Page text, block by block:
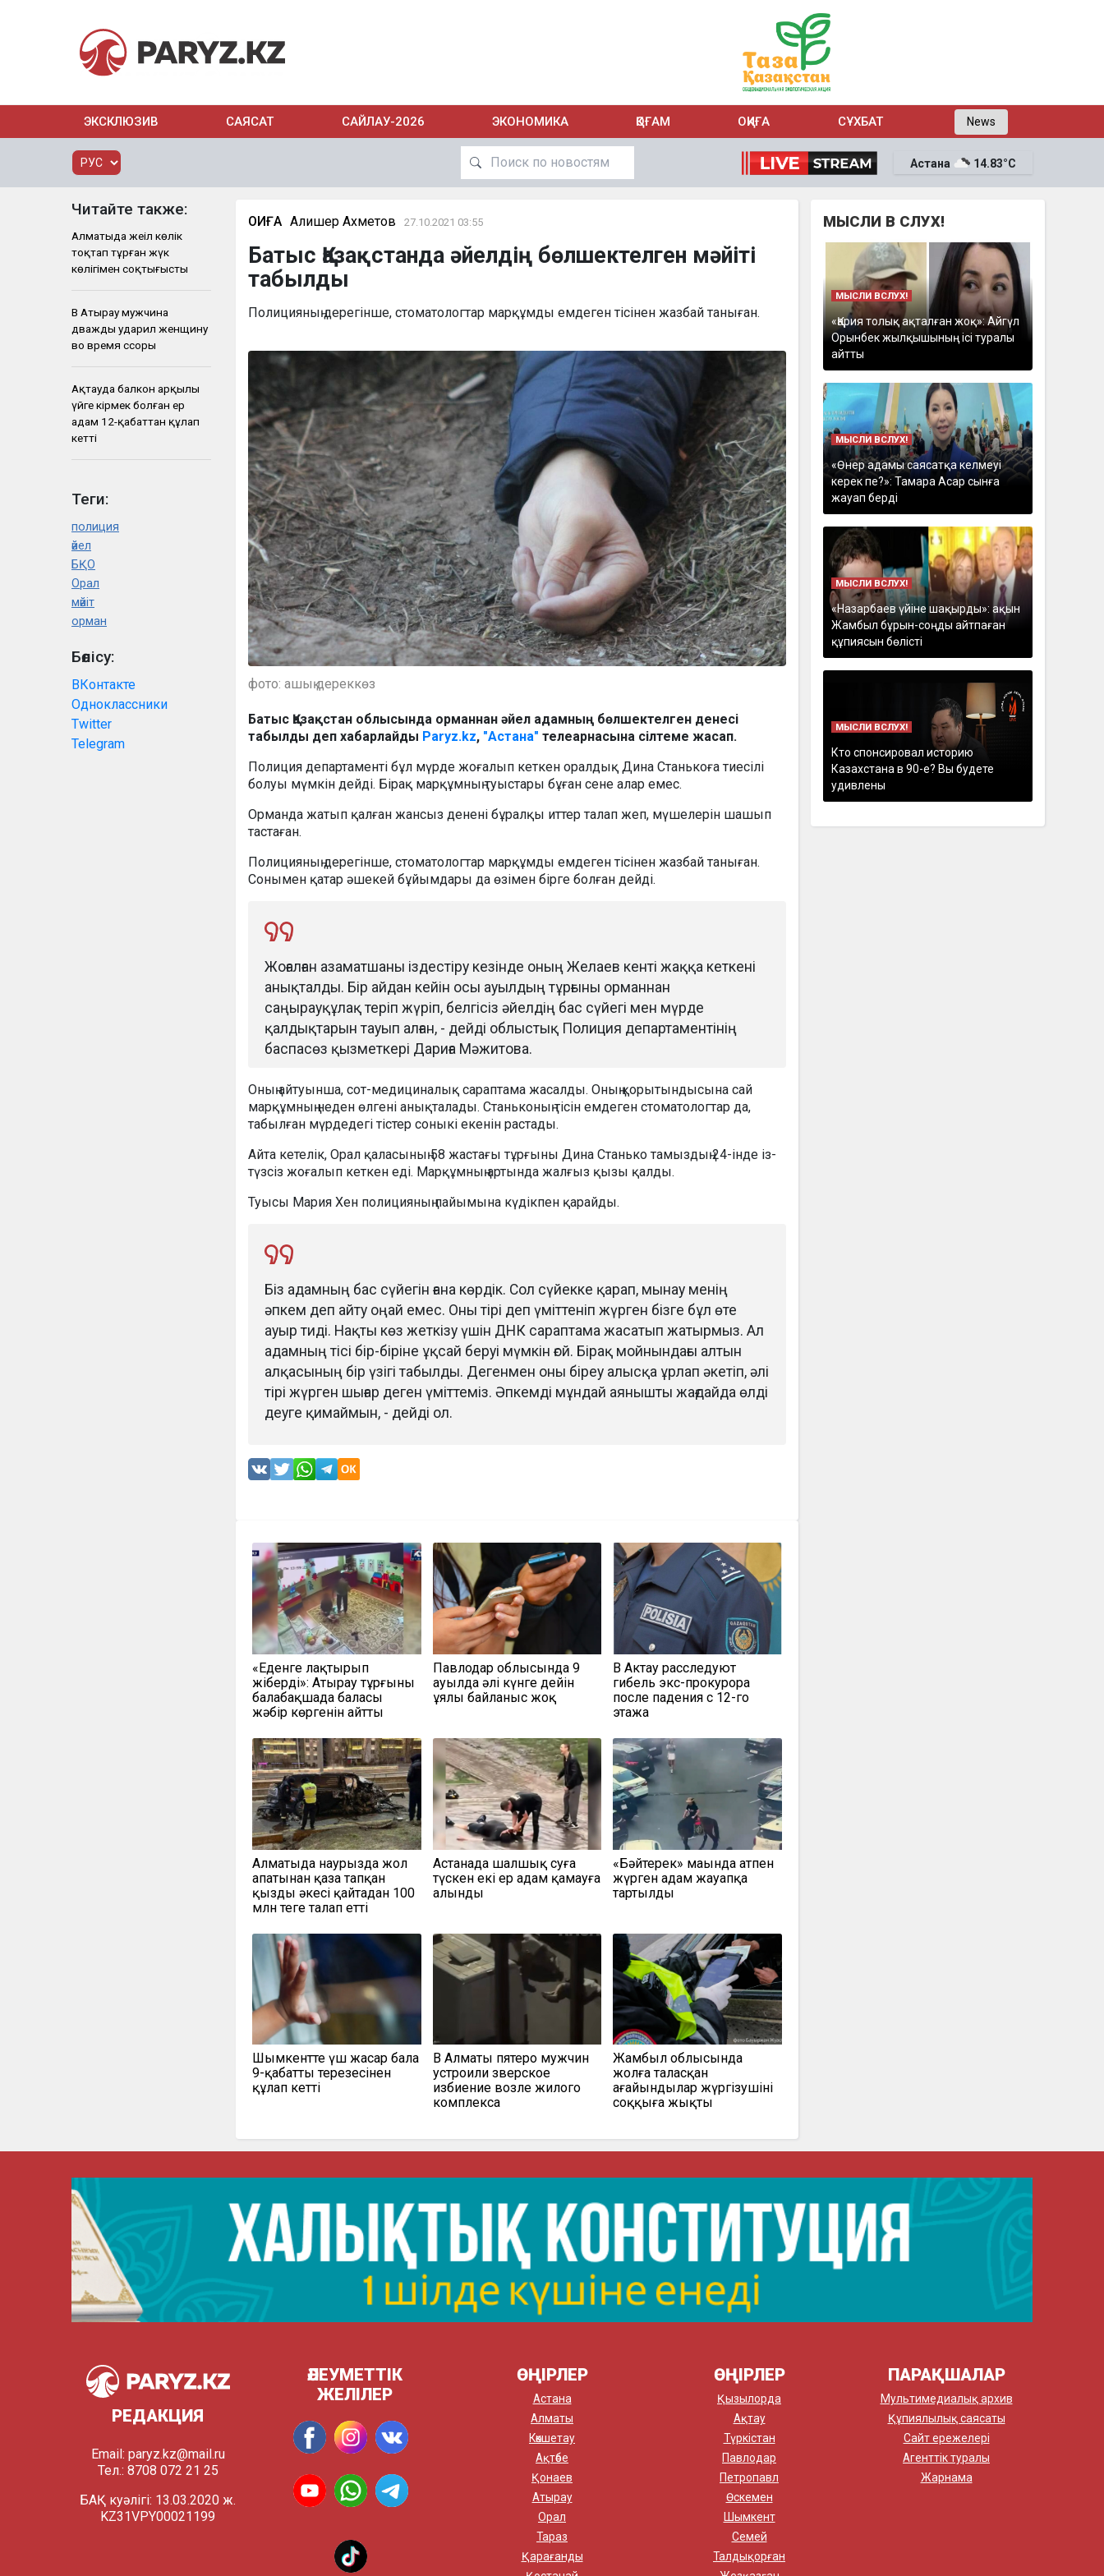
ЭКСКЛЮЗИВ САЯСАТ САЙЛАУ-2026 ЭКОНОМИКА ҚОҒАМ ОҚИҒА СҰХБАТ News
Астана 14.83°C
Читайте также:
Алматыда жеңіл көлік
тоқтап тұрған жүк
көлігімен соқтығысты
В Атырау мужчина
дважды ударил женщину
во время ссоры
Ақтауда балкон арқылы
үйге кірмек болған ер
адам 12-қабаттан құлап
кетті
Теги:
полиция
әйел
БҚО
Орал
мәйіт
орман
Бөлісу:
ВКонтакте
Одноклассники
Twitter
Telegram
ОҚИҒА Алишер Ахметов 27.10.2021 03:55
Батыс Қазақстанда әйелдің бөлшектелген мәйіті
табылды
Полицияның дерегінше, стоматологтар марқұмды емдеген тісінен жазбай таныған.
фото: ашық дереккөз
Батыс Қазақстан облысында орманнан әйел адамның бөлшектелген денесі
табылды деп хабарлайды Paryz.kz, "Астана" телеарнасына сілтеме жасап.
Полиция департаменті бұл мүрде жоғалып кеткен оралдық Дина Станькоға тиесілі
болуы мүмкін дейді. Бірақ марқұмның туыстары бұған сене алар емес.
Орманда жатып қалған жансыз денені бұралқы иттер талап жеп, мүшелерін шашып
тастаған.
Полицияның дерегінше, стоматологтар марқұмды емдеген тісінен жазбай таныған.
Сонымен қатар әшекей бұйымдары да өзімен бірге болған дейді.
Жоғалған азаматшаны іздестіру кезінде оның Желаев кенті жаққа кеткені
анықталды. Бір айдан кейін осы ауылдың тұрғыны орманнан
саңырауқұлақ теріп жүріп, белгісіз әйелдің бас сүйегі мен мүрде
қалдықтарын тауып алған, - дейді облыстық Полиция департаментінің
баспасөз қызметкері Дариға Мәжитова.
Оның айтуынша, сот-медициналық сараптама жасалды. Оның қорытындысына сай
марқұмның неден өлгені анықталады. Станьконың тісін емдеген стоматологтар да,
табылған мүрдедегі тістер соныкі екенін растады.
Айта кетелік, Орал қаласының 58 жастағы тұрғыны Дина Станько тамыздың 24-інде із-
түзсіз жоғалып кеткен еді. Марқұмның артында жалғыз қызы қалды.
Туысы Мария Хен полицияның пайымына күдікпен қарайды.
Біз адамның бас сүйегін ғана көрдік. Сол сүйекке қарап, мынау менің
әпкем деп айту оңай емес. Оны тірі деп үміттеніп жүрген бізге бұл өте
ауыр тиді. Нақты көз жеткізу үшін ДНК сараптама жасатып жатырмыз. Ал
адамның тісі бір-біріне ұқсай беруі мүмкін ғой. Бірақ мойнындағы алтын
алқасының бір үзігі табылды. Дегенмен оны біреу алысқа ұрлап әкетіп, әлі
тірі жүрген шығар деген үміттеміз. Әпкемді мұндай аянышты жағдайда өлді
деуге қимаймын, - дейді ол.
«Еденге лақтырып
жіберді»: Атырау тұрғыны
балабақшада баласы
жәбір көргенін айтты
Павлодар облысында 9
ауылда әлі күнге дейін
ұялы байланыс жоқ
В Актау расследуют
гибель экс-прокурора
после падения с 12-го
этажа
Алматыда наурызда жол
апатынан қаза тапқан
қыздың әкесі қайтадан 100
млн теңге талап етті
Астанада шалшық суға
түскен екі ер адам қамауға
алынды
«Бәйтерек» маңында атпен
жүрген адам жауапқа
тартылды
Шымкентте үш жасар бала
9-қабаттың терезесінен
құлап кетті
В Алматы пятеро мужчин
устроили зверское
избиение возле жилого
комплекса
Жамбыл облысында
жолға таласқан
ағайындылар жүргізушіні
соққыға жықты
МЫСЛИ В СЛУХ!
МЫСЛИ ВСЛУХ!
«Қария толық ақталған жоқ»: Айгүл
Орынбек жылқышының ісі туралы
айтты
МЫСЛИ ВСЛУХ!
«Өнер адамы саясатқа келмеуі
керек пе?»: Тамара Асар сынға
жауап берді
МЫСЛИ ВСЛУХ!
«Назарбаев үйіне шақырды»: ақын
Жамбыл бұрын-соңды айтпаған
құпиясын бөлісті
МЫСЛИ ВСЛУХ!
Кто спонсировал историю
Казахстана в 90-е? Вы будете
удивлены
РЕДАКЦИЯ
Email: paryz.kz@mail.ru
Тел.: 8708 072 21 25
БАҚ куәлігі: 13.03.2020 ж.
KZ31VPY00021199
ӘЛЕУМЕТТІК
ЖЕЛІЛЕР
ӨҢІРЛЕР
Астана
Алматы
Көкшетау
Ақтөбе
Қонаев
Атырау
Орал
Тараз
Қарағанды
ӨҢІРЛЕР
Қызылорда
Ақтау
Түркістан
Павлодар
Петропавл
Өскемен
Шымкент
Семей
Талдықорған
ПАРАҚШАЛАР
Мультимедиалық архив
Құпиялылық саясаты
Сайт ережелері
Агенттік туралы
Жарнама